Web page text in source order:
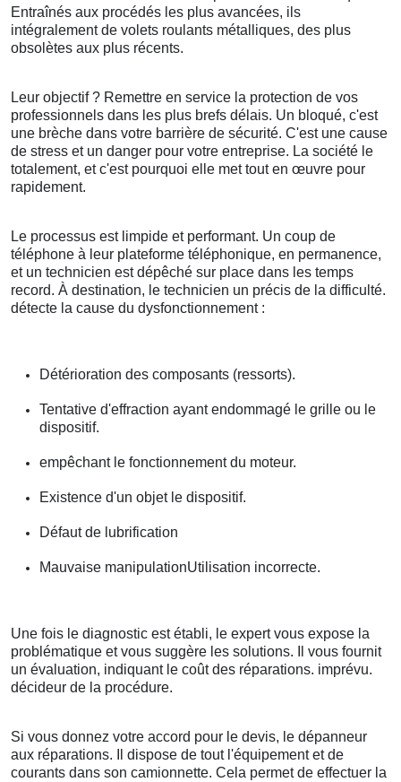
Entraînés aux procédés les plus avancées, ils
intégralement de volets roulants métalliques, des plus
obsolètes aux plus récents.
Leur objectif ? Remettre en service la protection de vos
professionnels dans les plus brefs délais. Un bloqué, c'est
une brèche dans votre barrière de sécurité. C'est une cause
de stress et un danger pour votre entreprise. La société le
totalement, et c'est pourquoi elle met tout en œuvre pour
rapidement.
Le processus est limpide et performant. Un coup de
téléphone à leur plateforme téléphonique, en permanence,
et un technicien est dépêché sur place dans les temps
record. À destination, le technicien un précis de la difficulté.
détecte la cause du dysfonctionnement :
Détérioration des composants (ressorts).
Tentative d'effraction ayant endommagé le grille ou le
dispositif.
empêchant le fonctionnement du moteur.
Existence d'un objet le dispositif.
Défaut de lubrification
Mauvaise manipulationUtilisation incorrecte.
Une fois le diagnostic est établi, le expert vous expose la
problématique et vous suggère les solutions. Il vous fournit
un évaluation, indiquant le coût des réparations. imprévu.
décideur de la procédure.
Si vous donnez votre accord pour le devis, le dépanneur
aux réparations. Il dispose de tout l'équipement et de
courants dans son camionnette. Cela permet de effectuer la